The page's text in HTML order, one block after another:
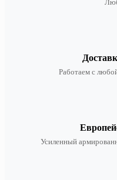
Работаем с
Усиленный